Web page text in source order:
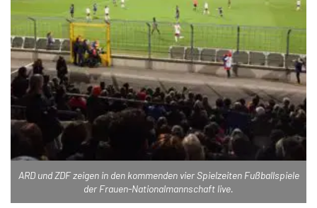
ARD und ZDF zeigen in den kommenden vier Spielzeiten Fußballspiele
der Frauen-Nationalmannschaft live.